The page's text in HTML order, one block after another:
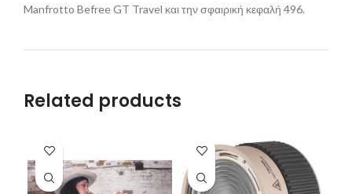
Manfrotto Befree GT Travel και την σφαιρική κεφαλή 496.
Related products